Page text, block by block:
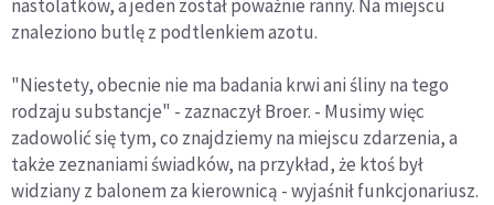
nastolatków, a jeden został poważnie ranny. Na miejscu
znaleziono butlę z podtlenkiem azotu.
"Niestety, obecnie nie ma badania krwi ani śliny na tego
rodzaju substancje" - zaznaczył Broer. - Musimy więc
zadowolić się tym, co znajdziemy na miejscu zdarzenia, a
także zeznaniami świadków, na przykład, że ktoś był
widziany z balonem za kierownicą - wyjaśnił funkcjonariusz.